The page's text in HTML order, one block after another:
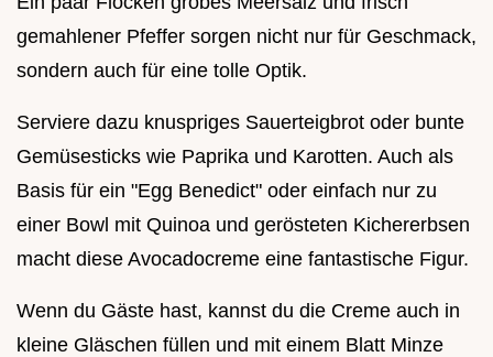
gemahlener Pfeffer sorgen nicht nur für Geschmack,
sondern auch für eine tolle Optik.
Serviere dazu knuspriges Sauerteigbrot oder bunte
Gemüsesticks wie Paprika und Karotten. Auch als
Basis für ein "Egg Benedict" oder einfach nur zu
einer Bowl mit Quinoa und gerösteten Kichererbsen
macht diese Avocadocreme eine fantastische Figur.
Wenn du Gäste hast, kannst du die Creme auch in
kleine Gläschen füllen und mit einem Blatt Minze